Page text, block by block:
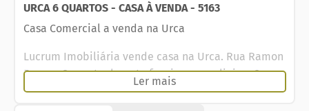
URCA 6 QUARTOS - CASA À VENDA - 5163
Casa Comercial a venda na Urca
Lucrum Imobiliária vende casa na Urca. Rua Ramon
Franco. Casa atualmente funciona um clinica. Casa
em centro de terreno, composto 1° andar, recepção,
Ler mais